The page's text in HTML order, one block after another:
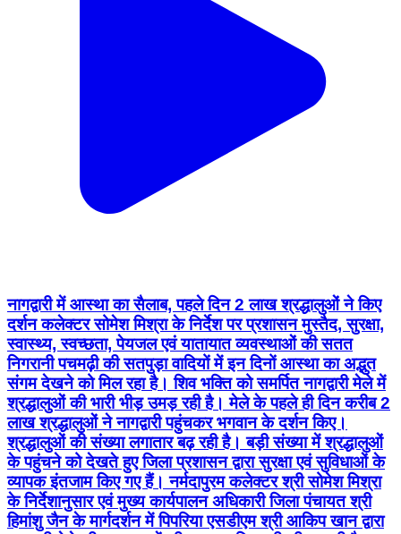
नागद्वारी में आस्था का सैलाब, पहले दिन 2 लाख श्रद्धालुओं ने किए
दर्शन कलेक्टर सोमेश मिश्रा के निर्देश पर प्रशासन मुस्तैद, सुरक्षा,
स्वास्थ्य, स्वच्छता, पेयजल एवं यातायात व्यवस्थाओं की सतत
निगरानी पचमढ़ी की सतपुड़ा वादियों में इन दिनों आस्था का अद्भुत
संगम देखने को मिल रहा है। शिव भक्ति को समर्पित नागद्वारी मेले में
श्रद्धालुओं की भारी भीड़ उमड़ रही है। मेले के पहले ही दिन करीब 2
लाख श्रद्धालुओं ने नागद्वारी पहुंचकर भगवान के दर्शन किए।
श्रद्धालुओं की संख्या लगातार बढ़ रही है। बड़ी संख्या में श्रद्धालुओं
के पहुंचने को देखते हुए जिला प्रशासन द्वारा सुरक्षा एवं सुविधाओं के
व्यापक इंतजाम किए गए हैं। नर्मदापुरम कलेक्टर श्री सोमेश मिश्रा
के निर्देशानुसार एवं मुख्य कार्यपालन अधिकारी जिला पंचायत श्री
हिमांशु जैन के मार्गदर्शन में पिपरिया एसडीएम श्री आकिप खान द्वारा